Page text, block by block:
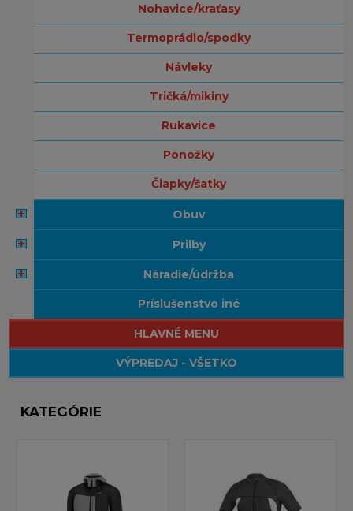
nohavice/kraťasy
termoprádlo/spodky
návleky
tričká/mikiny
rukavice
ponožky
čiapky/šatky
obuv
prilby
náradie/údržba
príslušenstvo iné
HLAVNÉ MENU
VÝPREDAJ - VŠETKO
KATEGÓRIE